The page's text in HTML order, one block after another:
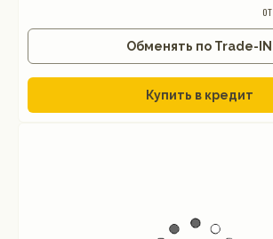
от
Обменять по Trade-IN
Купить в кредит